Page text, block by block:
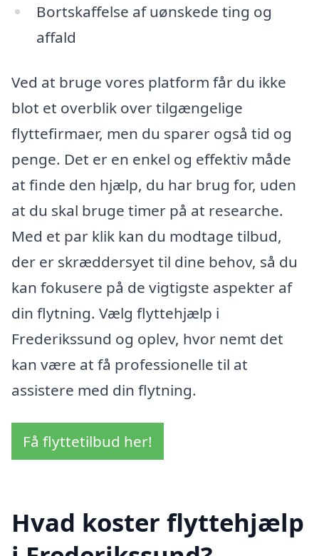
Bortskaffelse af uønskede ting og
affald
Ved at bruge vores platform får du ikke
blot et overblik over tilgængelige
flyttefirmaer, men du sparer også tid og
penge. Det er en enkel og effektiv måde
at finde den hjælp, du har brug for, uden
at du skal bruge timer på at researche.
Med et par klik kan du modtage tilbud,
der er skræddersyet til dine behov, så du
kan fokusere på de vigtigste aspekter af
din flytning. Vælg flyttehjælp i
Frederikssund og oplev, hvor nemt det
kan være at få professionelle til at
assistere med din flytning.
Få flyttetilbud her!
Hvad koster flyttehjælp